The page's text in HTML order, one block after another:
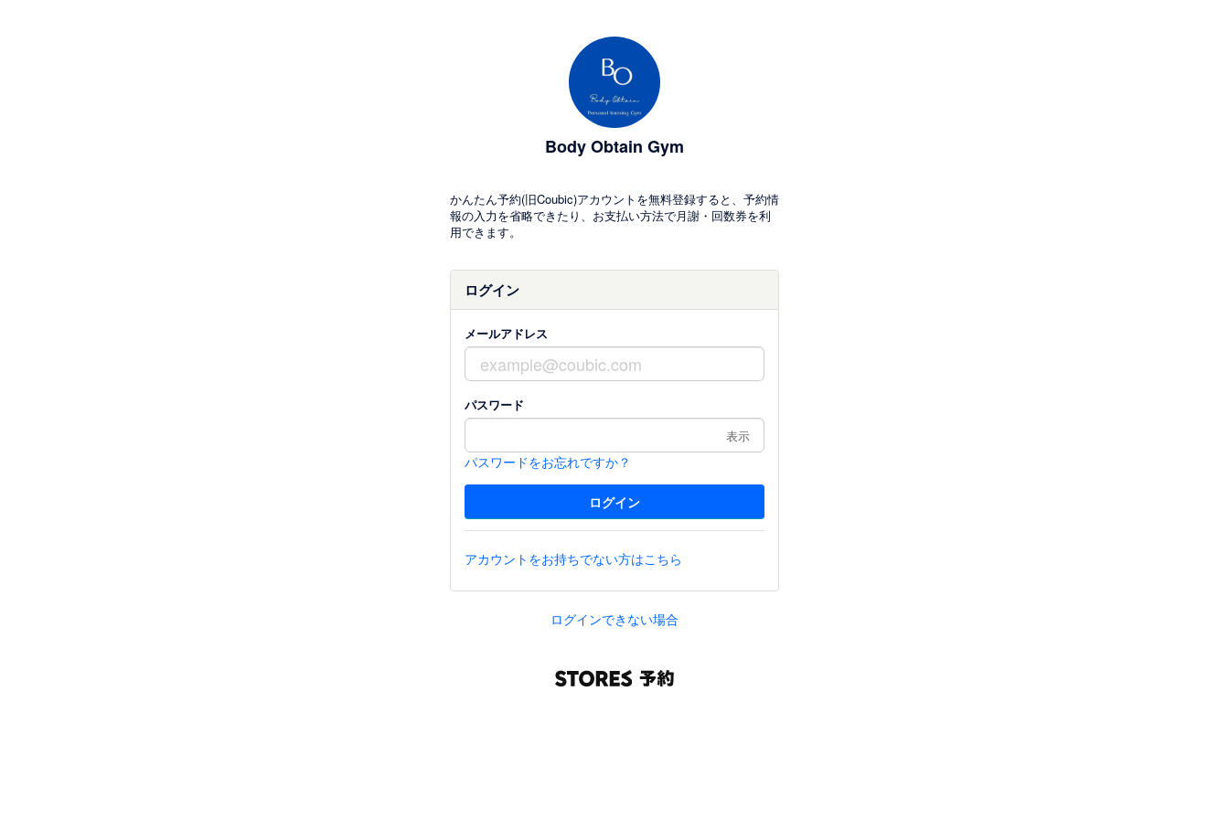
Body Obtain Gym
かんたん予約(旧Coubic)アカウントを無料登録すると、予約情
報の入力を省略できたり、お支払い方法で月謝・回数券を利
用できます。
ログイン
メールアドレス
パスワード
表示
パスワードをお忘れですか？
アカウントをお持ちでない方はこちら
ログインできない場合